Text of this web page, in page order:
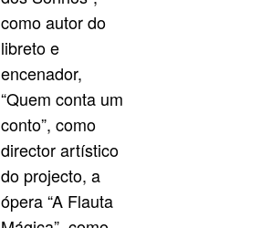
como autor do
libreto e
encenador,
“Quem conta um
conto”, como
director artístico
do projecto, a
ópera “A Flauta